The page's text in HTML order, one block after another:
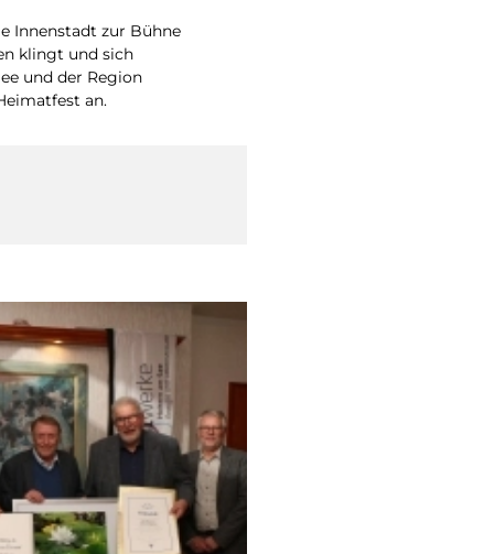
Innenstadt zur Bühne
klingt und sich
und der Region
an.